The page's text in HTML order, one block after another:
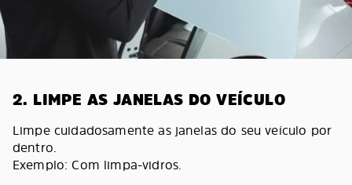
2. LIMPE AS JANELAS DO VEÍCULO
Limpe cuidadosamente as janelas do seu veículo por
dentro.
Exemplo: Com limpa-vidros.